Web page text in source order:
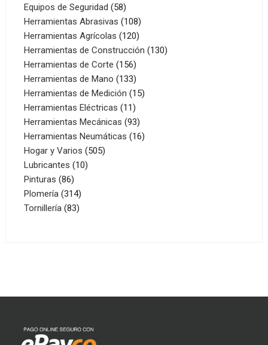
productos
Equipos de Seguridad 5858
productos
Herramientas Abrasivas 108108
productos
Herramientas Agrícolas 120120
productos
Herramientas de Construcción 130130
Herramientas de Corte 156156
productos
Herramientas de Mano 133133
productos
Herramientas de Medición 1515
Herramientas Eléctricas 1111
productos
Herramientas Mecánicas 9393
productos
Herramientas Neumáticas 1616
Hogar y Varios 505505
Lubricantes 1010
Pinturas 8686
productos
Plomería 314314
productos
Tornillería 8383